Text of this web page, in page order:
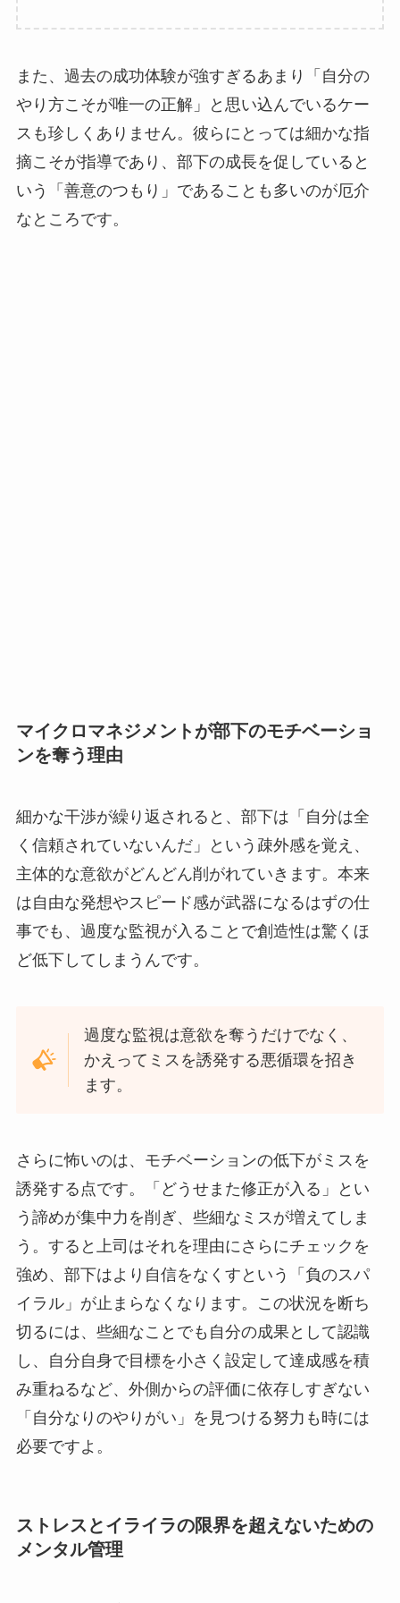
また、過去の成功体験が強すぎるあまり「自分の
やり方こそが唯一の正解」と思い込んでいるケー
スも珍しくありません。彼らにとっては細かな指
摘こそが指導であり、部下の成長を促していると
いう「善意のつもり」であることも多いのが厄介
なところです。
マイクロマネジメントが部下のモチベーショ
ンを奪う理由
細かな干渉が繰り返されると、部下は「自分は全
く信頼されていないんだ」という疎外感を覚え、
主体的な意欲がどんどん削がれていきます。本来
は自由な発想やスピード感が武器になるはずの仕
事でも、過度な監視が入ることで創造性は驚くほ
ど低下してしまうんです。
過度な監視は意欲を奪うだけでなく、
かえってミスを誘発する悪循環を招き
ます。
さらに怖いのは、モチベーションの低下がミスを
誘発する点です。「どうせまた修正が入る」とい
う諦めが集中力を削ぎ、些細なミスが増えてしま
う。すると上司はそれを理由にさらにチェックを
強め、部下はより自信をなくすという「負のスパ
イラル」が止まらなくなります。この状況を断ち
切るには、些細なことでも自分の成果として認識
し、自分自身で目標を小さく設定して達成感を積
み重ねるなど、外側からの評価に依存しすぎない
「自分なりのやりがい」を見つける努力も時には
必要ですよ。
ストレスとイライラの限界を超えないための
メンタル管理